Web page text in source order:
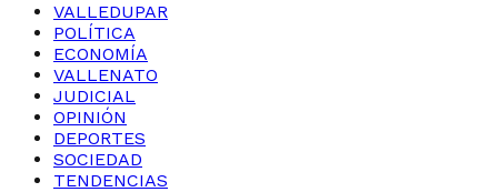
VALLEDUPAR
POLÍTICA
ECONOMÍA
VALLENATO
JUDICIAL
OPINIÓN
DEPORTES
SOCIEDAD
TENDENCIAS